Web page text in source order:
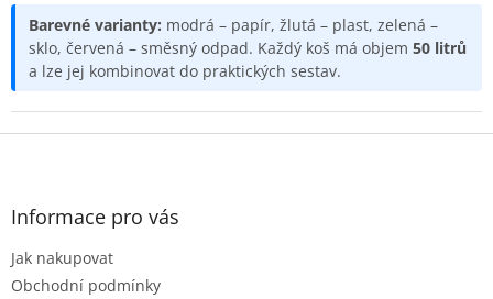
v
k
y
ý
p
Barevné varianty: modrá – papír, žlutá – plast, zelená –
sklo, červená – směsný odpad. Každý koš má objem 50 litrů
a lze jej kombinovat do praktických sestav.
Z
Informace pro vás
Jak nakupovat
Obchodní podmínky